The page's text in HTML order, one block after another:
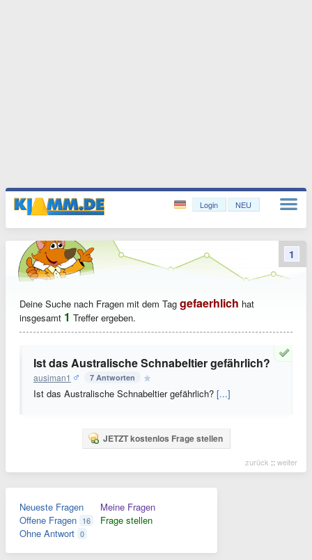
Login NEU
Deine Suche nach Fragen mit dem Tag gefaerhlich hat
insgesamt 1 Treffer ergeben.
Ist das Australische Schnabeltier gefährlich?
ausiman1 7 Antworten
Ist das Australische Schnabeltier gefährlich? [...]
JETZT kostenlos Frage stellen
zurück :: weiter
1
Neueste Fragen
Offene Fragen 16
Ohne Antwort 0
Meine Fragen
Frage stellen